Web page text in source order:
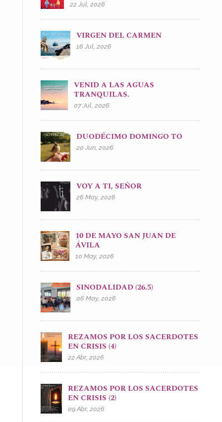
22 Jul, 2026
VIRGEN DEL CARMEN
16 Jul, 2026
VENID A LAS AGUAS
TRANQUILAS.
07 Jul, 2026
DUODÉCIMO DOMINGO TO
20 Jun, 2026
VOY A TI, SEÑOR
26 May, 2026
10 DE MAYO SAN JUAN DE
ÁVILA
10 May, 2026
SINODALIDAD (26.5)
06 May, 2026
REZAMOS POR LOS SACERDOTES
EN CRISIS (4)
22 Abr, 2026
REZAMOS POR LOS SACERDOTES
EN CRISIS (2)
09 Abr, 2026